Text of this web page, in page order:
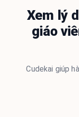
Xem lý
giáo
Cudekai giúp